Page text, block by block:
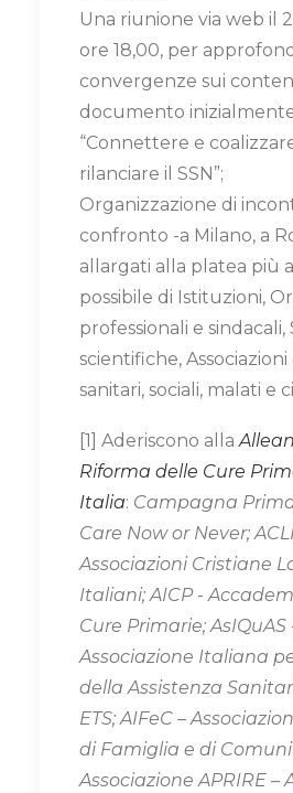
Una riunione via web il
ore 18,00, per
convergenze sui
documento
“Connettere e
rilanciare il SSN”;
Organizzazione di
confronto -a Milano, a
allargati alla platea più
possibile di Istituzioni,
professionali e sindacali,
scientifiche,
sanitari, sociali, malati e
[1] Aderiscono alla
Riforma delle Cure
Italia: Campagna
Care Now or Never;
Associazioni Cristiane
Italiani; AICP -
Cure Primarie; AsIQuAS
Associazione Italiana
della Assistenza
ETS; AIFeC –
di Famiglia e di
Associazione APRIRE –